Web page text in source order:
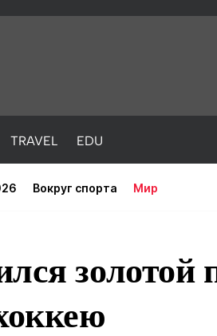
TRAVEL EDU
Вокруг спорта Мир
золотой